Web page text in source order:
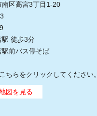
区高宮3丁目1-20
駅 徒歩3分
前バス停そば
ちらをクリックしてください。
図を見る